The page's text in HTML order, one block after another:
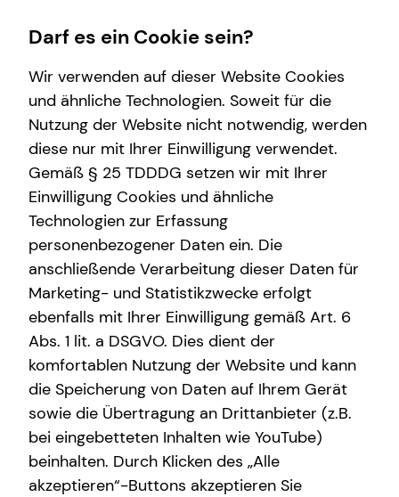
Wissenswertes
Über mich
Über tecis
Podcast
Interview
Finanzberatung
Videoberatung
Spezialisten-Netzwerk
Investment
Service
Kundenportal
Schadenabwicklung
Impressum
Philipp Nikol
Selbstständiger Repräsentant für die tecis
Finanzdienstleistungen AG
Peterssteinweg 10
04107 Leipzig
Mobil: +49 (176) 70370894
E-Mail:philipp.nikol@tecis.de
Verantwortlicher im Sinne des § 18 Abs. 2
MStV
Philipp Nikol
Peterssteinweg 10
04107 Leipzig
Darf es ein Cookie sein?
Wir verwenden auf dieser Website Cookies
und ähnliche Technologien. Soweit für die
Nutzung der Website nicht notwendig, werden
diese nur mit Ihrer Einwilligung verwendet.
Gemäß § 25 TDDDG setzen wir mit Ihrer
Einwilligung Cookies und ähnliche
Technologien zur Erfassung
personenbezogener Daten ein. Die
anschließende Verarbeitung dieser Daten für
Marketing- und Statistikzwecke erfolgt
ebenfalls mit Ihrer Einwilligung gemäß Art. 6
Abs. 1 lit. a DSGVO. Dies dient der
komfortablen Nutzung der Website und kann
die Speicherung von Daten auf Ihrem Gerät
sowie die Übertragung an Drittanbieter (z.B.
bei eingebetteten Inhalten wie YouTube)
beinhalten. Durch Klicken des „Alle
akzeptieren“-Buttons akzeptieren Sie